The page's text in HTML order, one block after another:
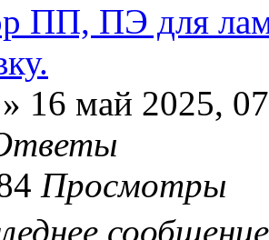
ПП, ПЭ для
» 16 май 2025,
Просмотры